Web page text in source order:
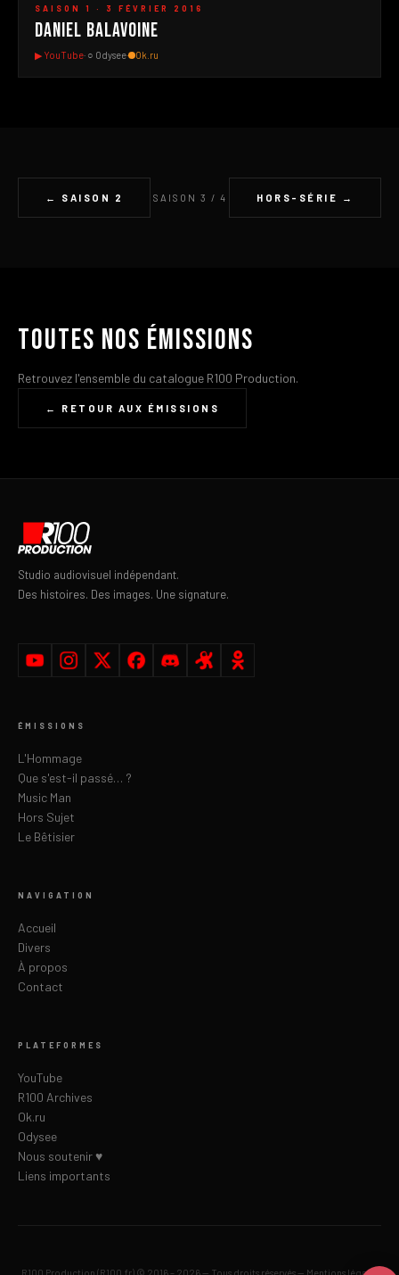
▶
SAISON 1 · 3 FÉVRIER 2016
Daniel Balavoine
▶ YouTube· ○ Odysee· Ok.ru
← SAISON 2 SAISON 3 / 4 HORS-SÉRIE →
Toutes nos émissions
Retrouvez l'ensemble du catalogue R100 Production.
← RETOUR AUX ÉMISSIONS
Studio audiovisuel indépendant.
Des histoires. Des images. Une signature.
ÉMISSIONS
L'Hommage
Que s'est-il passé… ?
Music Man
Hors Sujet
Le Bêtisier
NAVIGATION
Accueil
Divers
À propos
Contact
PLATEFORMES
YouTube
R100 Archives
Ok.ru
Odysee
Nous soutenir ♥
Liens importants